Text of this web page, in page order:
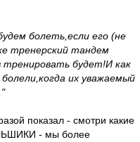
болеть,если его (не
тренерский тандем
тренировать будет!И как
их уважаемый
показал - смотри какие
- мы более